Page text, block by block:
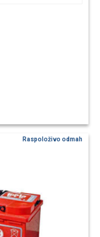
Raspoloživo odmah